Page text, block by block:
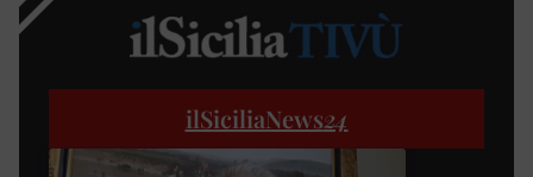
ilSiciliaNews24